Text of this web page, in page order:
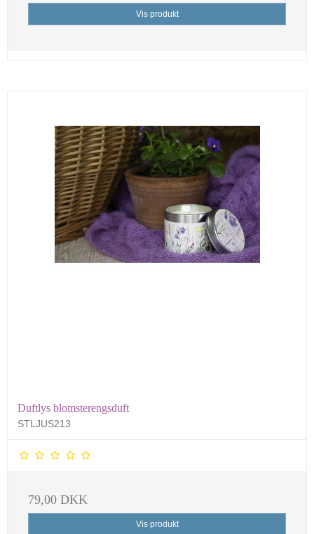
Vis produkt
Duftlys blomsterengsduft
STLJUS213
79,00 DKK
Vis produkt